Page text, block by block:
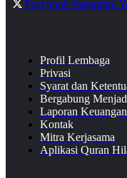
Facebook Instagram
Profil Lembaga
Privasi
Syarat dan
Bergabung
Laporan Keuangan
Kontak
Mitra Kerjasama
Aplikasi Quran